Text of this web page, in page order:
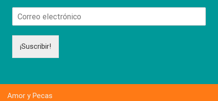
¡Suscribir!
Amor y Pecas